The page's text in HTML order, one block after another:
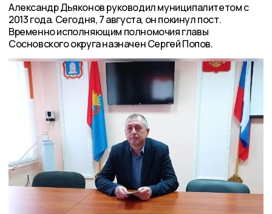
Александр Дьяконов руководил муниципалитетом с
2013 года. Сегодня, 7 августа, он покинул пост.
Временно исполняющим полномочия главы
Сосновского округа назначен Сергей Попов.